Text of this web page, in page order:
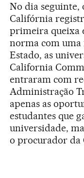
No dia
Califórnia
primeira queixa
norma com
Estado, as
California
entraram com
Administração
apenas as
estudantes que
universidade,
o procurador da